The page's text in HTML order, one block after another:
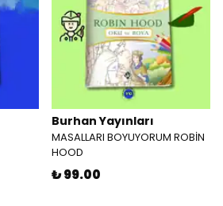
Burhan Yayınları
MASALLARI BOYUYORUM ROBİN
HOOD
₺ 99.00